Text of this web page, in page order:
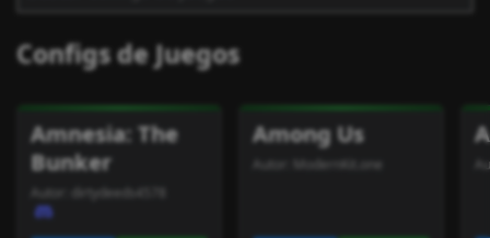
Configs de Juegos
Amnesia: The
Bunker
Autor: dirtydeeds4578
Among Us
Autor: ModernKit.one